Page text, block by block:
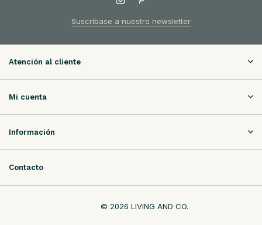
Suscríbase a nuestro newsletter
Atención al cliente
Mi cuenta
Información
Contacto
© 2026 LIVING AND CO.